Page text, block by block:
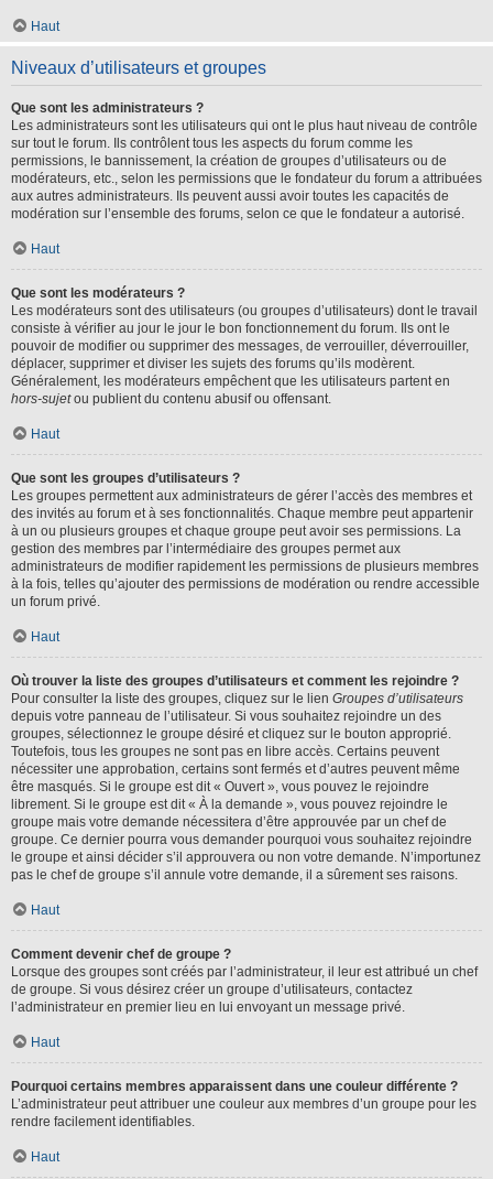
Haut
Niveaux d’utilisateurs et groupes
Que sont les administrateurs ?
Les administrateurs sont les utilisateurs qui ont le plus haut niveau de contrôle
sur tout le forum. Ils contrôlent tous les aspects du forum comme les
permissions, le bannissement, la création de groupes d’utilisateurs ou de
modérateurs, etc., selon les permissions que le fondateur du forum a attribuées
aux autres administrateurs. Ils peuvent aussi avoir toutes les capacités de
modération sur l’ensemble des forums, selon ce que le fondateur a autorisé.
Haut
Que sont les modérateurs ?
Les modérateurs sont des utilisateurs (ou groupes d’utilisateurs) dont le travail
consiste à vérifier au jour le jour le bon fonctionnement du forum. Ils ont le
pouvoir de modifier ou supprimer des messages, de verrouiller, déverrouiller,
déplacer, supprimer et diviser les sujets des forums qu’ils modèrent.
Généralement, les modérateurs empêchent que les utilisateurs partent en
hors-sujetou publient du contenu abusif ou offensant.
Haut
Que sont les groupes d’utilisateurs ?
Les groupes permettent aux administrateurs de gérer l’accès des membres et
des invités au forum et à ses fonctionnalités. Chaque membre peut appartenir
à un ou plusieurs groupes et chaque groupe peut avoir ses permissions. La
gestion des membres par l’intermédiaire des groupes permet aux
administrateurs de modifier rapidement les permissions de plusieurs membres
à la fois, telles qu’ajouter des permissions de modération ou rendre accessible
un forum privé.
Haut
Où trouver la liste des groupes d’utilisateurs et comment les rejoindre ?
Pour consulter la liste des groupes, cliquez sur le lien Groupes d’utilisateurs
depuis votre panneau de l’utilisateur. Si vous souhaitez rejoindre un des
groupes, sélectionnez le groupe désiré et cliquez sur le bouton approprié.
Toutefois, tous les groupes ne sont pas en libre accès. Certains peuvent
nécessiter une approbation, certains sont fermés et d’autres peuvent même
être masqués. Si le groupe est dit « Ouvert », vous pouvez le rejoindre
librement. Si le groupe est dit « À la demande », vous pouvez rejoindre le
groupe mais votre demande nécessitera d’être approuvée par un chef de
groupe. Ce dernier pourra vous demander pourquoi vous souhaitez rejoindre
le groupe et ainsi décider s’il approuvera ou non votre demande. N’importunez
pas le chef de groupe s’il annule votre demande, il a sûrement ses raisons.
Haut
Comment devenir chef de groupe ?
Lorsque des groupes sont créés par l’administrateur, il leur est attribué un chef
de groupe. Si vous désirez créer un groupe d’utilisateurs, contactez
l’administrateur en premier lieu en lui envoyant un message privé.
Haut
Pourquoi certains membres apparaissent dans une couleur différente ?
L’administrateur peut attribuer une couleur aux membres d’un groupe pour les
rendre facilement identifiables.
Haut